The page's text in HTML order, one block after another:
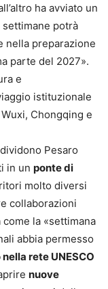
ha avviato un
potrà
nella preparazione
parte del 2027».
e
istituzionale
Chongqing e
Pesaro
in un ponte di
molto diversi
collaborazioni
la «settimana
abbia permesso
rete UNESCO
nuove